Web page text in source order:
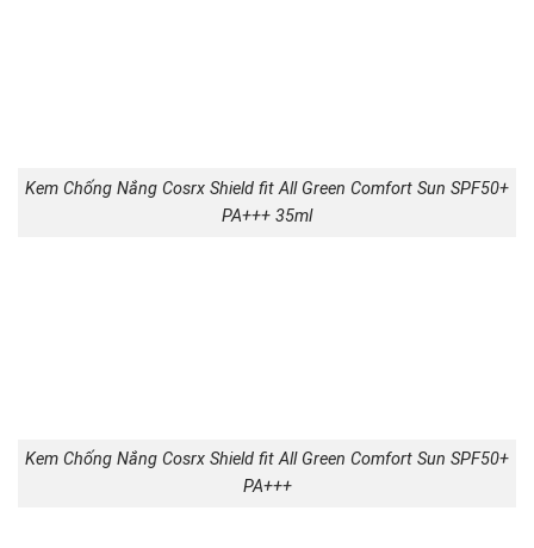
Kem Chống Nắng Cosrx Shield fit All Green Comfort Sun SPF50+
PA+++ 35ml
Kem Chống Nắng Cosrx Shield fit All Green Comfort Sun SPF50+
PA+++